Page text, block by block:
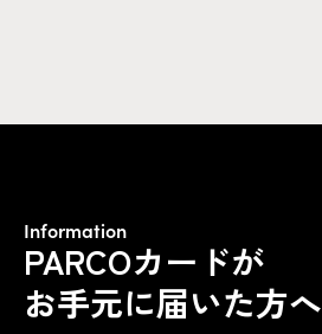
Information
PARCOカードが
お手元に届いた方へ